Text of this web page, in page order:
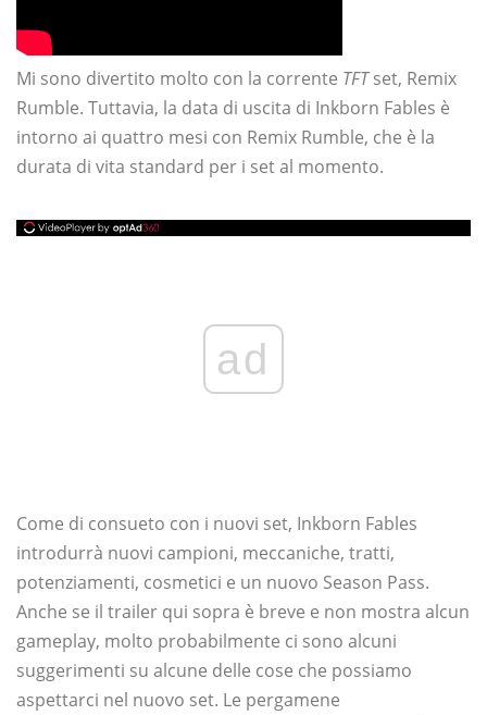
Mi sono divertito molto con la corrente TFTset, Remix
Rumble. Tuttavia, la data di uscita di Inkborn Fables è
intorno ai quattro mesi con Remix Rumble, che è la
durata di vita standard per i set al momento.
ad
Come di consueto con i nuovi set, Inkborn Fables
introdurrà nuovi campioni, meccaniche, tratti,
potenziamenti, cosmetici e un nuovo Season Pass.
Anche se il trailer qui sopra è breve e non mostra alcun
gameplay, molto probabilmente ci sono alcuni
suggerimenti su alcune delle cose che possiamo
aspettarci nel nuovo set. Le pergamene